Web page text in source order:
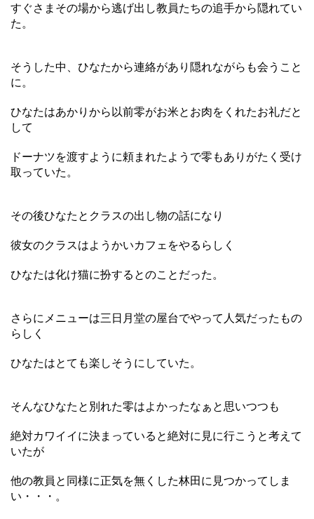
すぐさまその場から逃げ出し教員たちの追手から隠れてい
た。
そうした中、ひなたから連絡があり隠れながらも会うこと
に。
ひなたはあかりから以前零がお米とお肉をくれたお礼だと
して
ドーナツを渡すように頼まれたようで零もありがたく受け
取っていた。
その後ひなたとクラスの出し物の話になり
彼女のクラスはようかいカフェをやるらしく
ひなたは化け猫に扮するとのことだった。
さらにメニューは三日月堂の屋台でやって人気だったもの
らしく
ひなたはとても楽しそうにしていた。
そんなひなたと別れた零はよかったなぁと思いつつも
絶対カワイイに決まっていると絶対に見に行こうと考えて
いたが
他の教員と同様に正気を無くした林田に見つかってしま
い・・・。